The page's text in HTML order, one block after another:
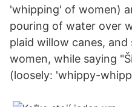
'whipping' of women)
pouring of water over
plaid willow canes,
women, while saying
(loosely: 'whippy-